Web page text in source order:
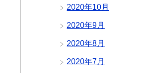
2020年10月
2020年9月
2020年8月
2020年7月